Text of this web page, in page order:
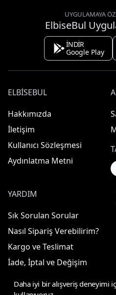
UYGULAMAYA
ElbiseBul
İNDİR
Google Play
ELBISEBUL
Hakkımızda
İletişim
Kullanıcı Sözleşmesi
Aydınlatma Metni
YARDIM
Sık Sorulan Sorular
Nasıl Sipariş Verebilirim?
Kargo ve Teslimat
İade, İptal ve Değişim
Daha iyi bir alışveriş deneyimi